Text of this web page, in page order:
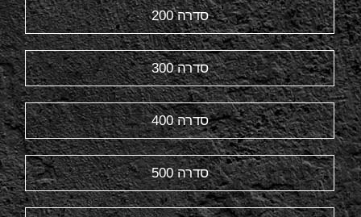
סדרה 200
סדרה 300
סדרה 400
סדרה 500